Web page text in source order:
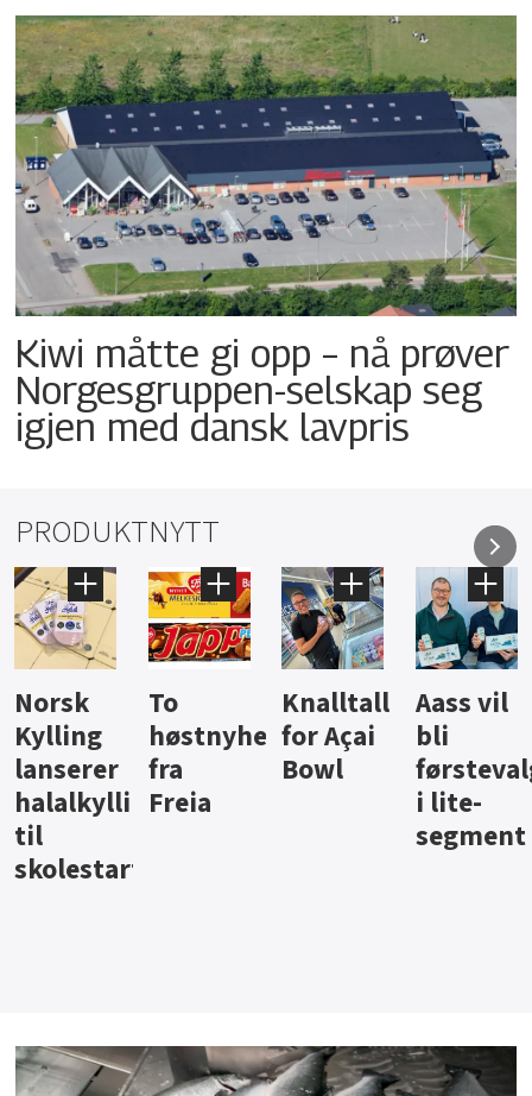
Kiwi måtte gi opp – nå prøver
Norgesgruppen-selskap seg
igjen med dansk lavpris
PRODUKTNYTT
Knalltall
for Açai
Bowl
Aass vil
bli
førstevalg
i lite-
Brus og
jus fra
Berentsen
Hard
iste fra
Hansa